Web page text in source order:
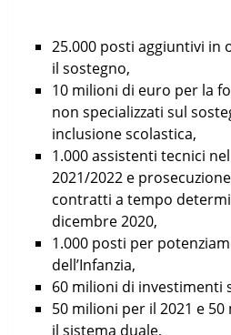
25.000 posti aggiuntivi
il sostegno,
10 milioni di euro per la
non specializzati sul
inclusione scolastica,
1.000 assistenti tecnici
2021/2022 e
contratti a tempo
dicembre 2020,
1.000 posti per
dell’Infanzia,
60 milioni di investimenti
50 milioni per il 2021 e
il sistema duale,